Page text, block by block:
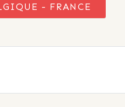
- FRANCE